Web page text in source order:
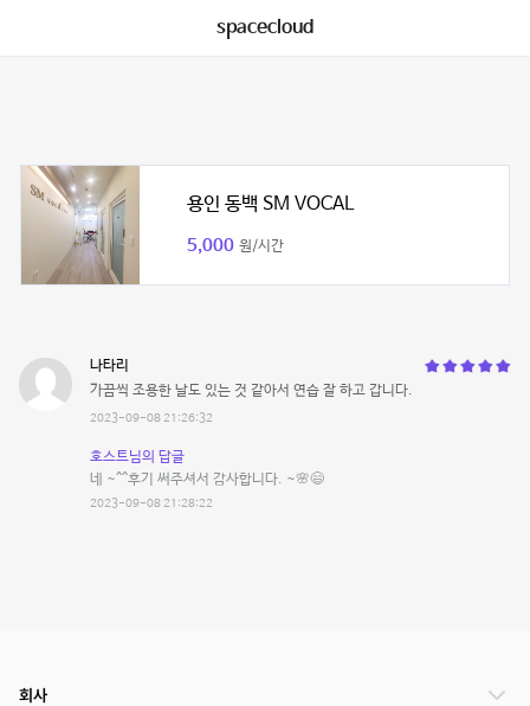
spacecloud
용인 동백 SM VOCAL
5,000 원/시간
나타리
가끔씩 조용한 날도 있는 것 같아서 연습 잘 하고 갑니다.
2023-09-08 21:26:32
호스트님의 답글
네 ~^^후기 써주셔서 감사합니다. ~🌸😄
2023-09-08 21:28:22
회사